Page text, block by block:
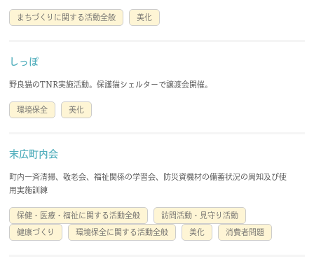
まちづくりに関する活動全般 美化
しっぽ
野良猫のTNR実施活動。保護猫シェルターで譲渡会開催。
環境保全 美化
末広町内会
町内一斉清掃、敬老会、福祉関係の学習会、防災資機材の備蓄状況の周知及び使
用実施訓練
保健・医療・福祉に関する活動全般 訪問活動・見守り活動
健康づくり 環境保全に関する活動全般 美化 消費者問題